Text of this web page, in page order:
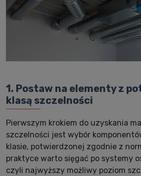
1. Postaw na elementy z
klasą szczelności
Pierwszym krokiem do uzyskania
szczelności jest wybór
klasie, potwierdzonej zgodnie z
praktyce warto sięgać po systemy
czyli najwyższy możliwy poziom